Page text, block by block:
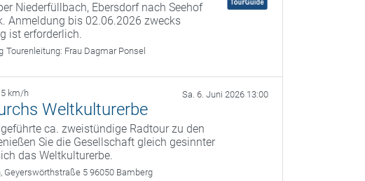
Niederfüllbach, Ebersdorf nach Seehof
Anmeldung bis 02.06.2026 zwecks
ist erforderlich.
Tourenleitung: Frau Dagmar Ponsel
km/h Sa. 6. Juni 2026 13:00
Weltkulturerbe
ca. zweistündige Radtour zu den
Sie die Gesellschaft gleich gesinnter
das Weltkulturerbe.
Geyerswörthstraße 5 96050 Bamberg